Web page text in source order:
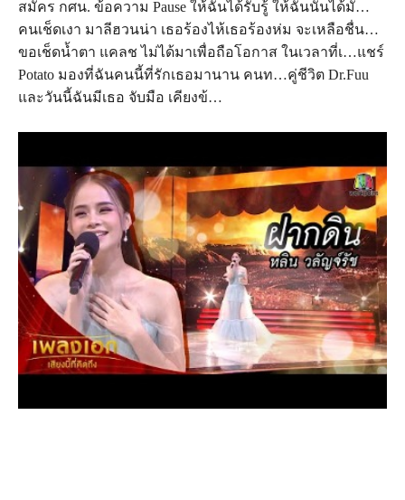
สมัคร กศน. ข้อความ Pause ให้ฉันได้รับรู้ ให้ฉันนั้นได้มั่…
คนเช็ดเงา มาลีฮวนน่า เธอร้องไห้เธอร้องห่ม จะเหลือชื่น…
ขอเช็ดน้ำตา แคลช ไม่ได้มาเพื่อถือโอกาส ในเวลาที่เ…แชร์
Potato มองที่ฉันคนนี้ที่รักเธอมานาน คนท…คู่ชีวิต Dr.Fuu
และวันนี้ฉันมีเธอ จับมือ เคียงข้…